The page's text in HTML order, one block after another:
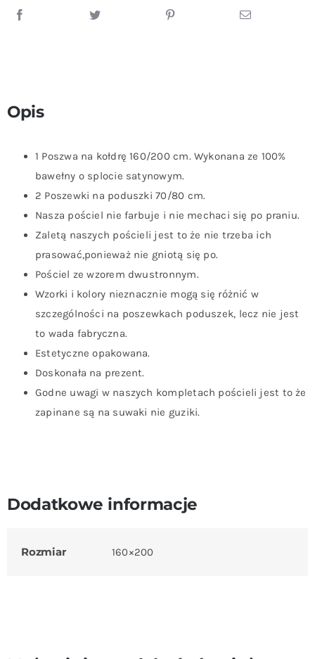
Opis
1 Poszwa na kołdrę 160/200 cm. Wykonana ze 100%
bawełny o splocie satynowym.
2 Poszewki na poduszki 70/80 cm.
Nasza pościel nie farbuje i nie mechaci się po praniu.
Zaletą naszych pościeli jest to że nie trzeba ich
prasować,ponieważ nie gniotą się po.
Pościel ze wzorem dwustronnym.
Wzorki i kolory nieznacznie mogą się różnić w
szczególności na poszewkach poduszek, lecz nie jest
to wada fabryczna.
Estetyczne opakowana.
Doskonała na prezent.
Godne uwagi w naszych kompletach pościeli jest to że
zapinane są na suwaki nie guziki.
Dodatkowe informacje
Rozmiar 160×200